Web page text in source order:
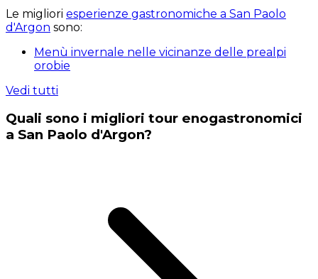
Le migliori esperienze gastronomiche a San Paolo
d'Argon sono:
Menù invernale nelle vicinanze delle prealpi
orobie
Vedi tutti
Quali sono i migliori tour enogastronomici
a San Paolo d'Argon?